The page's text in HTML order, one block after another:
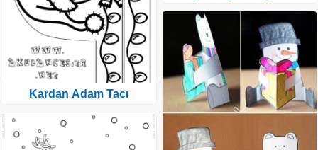
Kardan Adam Tacı